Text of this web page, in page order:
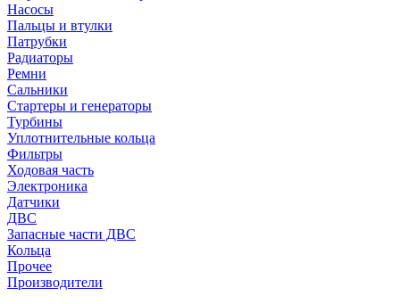
Насосы
Пальцы и втулки
Патрубки
Радиаторы
Ремни
Сальники
Стартеры и генераторы
Турбины
Уплотнительные кольца
Фильтры
Ходовая часть
Электроника
Датчики
ДВС
Запасные части ДВС
Кольца
Прочее
Производители